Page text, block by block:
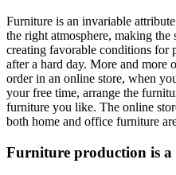
Furniture is an invariable
the right atmosphere, making the
creating favorable conditions
after a hard day. More and more
order in an online store, when
your free time, arrange the
furniture you like. The online
both home and office furniture
Furniture production is